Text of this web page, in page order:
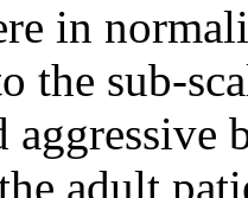
in
the sub-
adult